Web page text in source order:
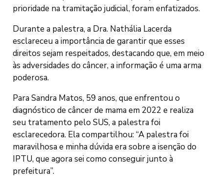
prioridade na tramitação judicial, foram enfatizados.
Durante a palestra, a Dra. Nathália Lacerda
esclareceu a importância de garantir que esses
direitos sejam respeitados, destacando que, em meio
às adversidades do câncer, a informação é uma arma
poderosa.
Para Sandra Matos, 59 anos, que enfrentou o
diagnóstico de câncer de mama em 2022 e realiza
seu tratamento pelo SUS, a palestra foi
esclarecedora. Ela compartilhou: “A palestra foi
maravilhosa e minha dúvida era sobre a isenção do
IPTU, que agora sei como conseguir junto à
prefeitura”.